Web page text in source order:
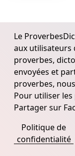
Le
aux utilisateurs
proverbes,
envoyées et
proverbes,
Pour utiliser
Partager sur
Politique de
confidentialité